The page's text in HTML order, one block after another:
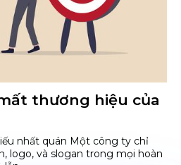
thương hiệu của
nhất quán Một công ty chỉ
logo, và slogan trong mọi hoàn